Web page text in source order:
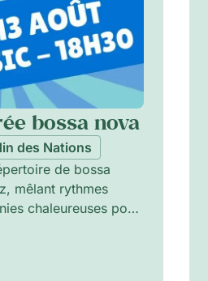
bossa nova
des Nations
de bossa
mêlant rythmes
chaleureuses pour